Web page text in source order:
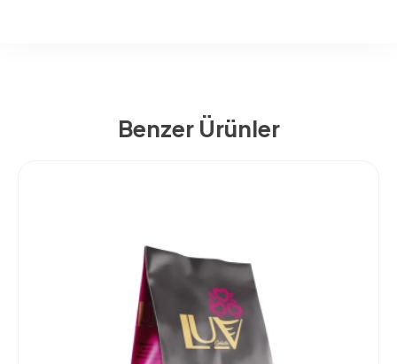
Benzer Ürünler